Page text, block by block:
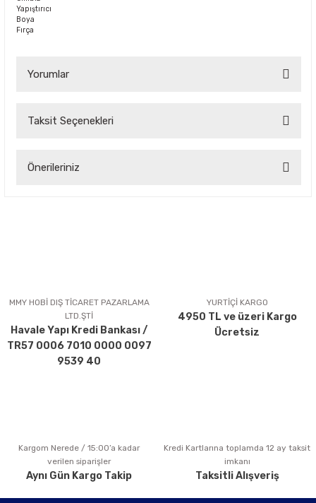
Yapıştırıcı
Boya
Fırça
Yorumlar
Taksit Seçenekleri
Önerileriniz
Ürün açıklamasında eksik bilgiler bulunuyor.
Ürün bilgilerinde hatalar bulunuyor.
Ürün fiyatı diğer sitelerden daha pahalı.
Bu ürüne benzer farklı alternatifler olmalı.
Gönder
MMY HOBİ DIŞ TİCARET PAZARLAMA
LTD.ŞTİ
Havale Yapı Kredi Bankası /
TR57 0006 7010 0000 0097
9539 40
YURTİÇİ KARGO
4950 TL ve üzeri Kargo
Ücretsiz
Kargom Nerede / 15:00’a kadar
verilen siparişler
Aynı Gün Kargo Takip
Kredi Kartlarına toplamda 12 ay taksit
imkanı
Taksitli Alışveriş